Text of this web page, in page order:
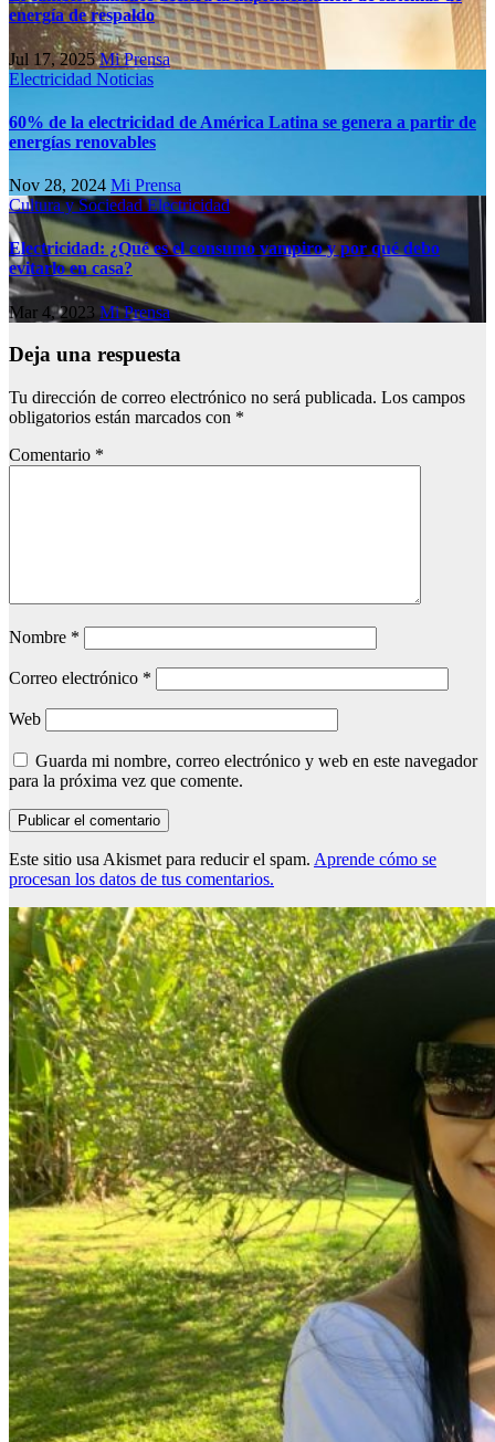
energía de respaldo
Jul 17, 2025Mi Prensa
Electricidad Noticias
60% de la electricidad de América Latina se genera a partir de
energías renovables
Nov 28, 2024 Mi Prensa
Cultura y SociedadElectricidad
Electricidad: ¿Qué es el consumo vampiro y por qué debo
evitarlo en casa?
Mar 4, 2023 Mi Prensa
Deja una respuesta
Tu dirección de correo electrónico no será publicada. Los campos
obligatorios están marcados con *
Comentario *
Nombre *
Correo electrónico *
Web
Guarda mi nombre, correo electrónico y web en este navegador
para la próxima vez que comente.
Este sitio usa Akismet para reducir el spam. Aprende cómo se
procesan los datos de tus comentarios.